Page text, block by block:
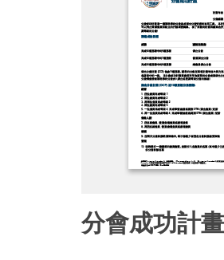
分會成功計